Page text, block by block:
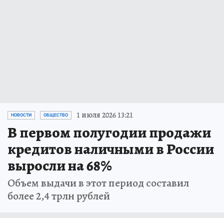
НОВОСТИ ОБЩЕСТВО 1 июля 2026 13:21
В первом полугодии продажи
кредитов наличными в России
выросли на 68%
Объем выдачи в этот период составил
более 2,4 трлн рублей